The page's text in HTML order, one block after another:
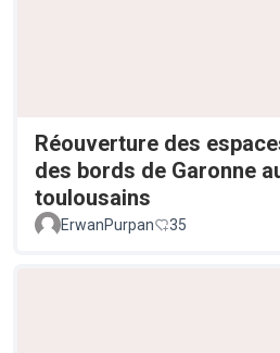
Réouverture des
des bords de Garonne
toulousains
ErwanPurpan 35